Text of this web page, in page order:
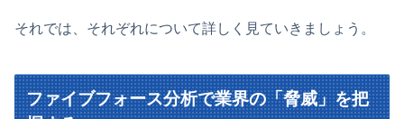
それでは、それぞれについて詳しく見ていきましょう。
ファイブフォース分析で業界の「脅威」を把